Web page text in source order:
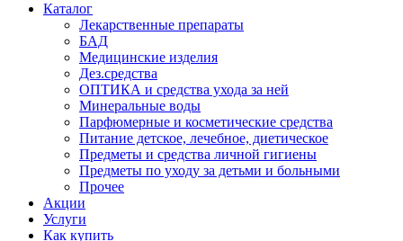
Каталог
Лекарственные препараты
БАД
Медицинские изделия
Дез.средства
ОПТИКА и средства ухода за ней
Минеральные воды
Парфюмерные и косметические средства
Питание детское, лечебное, диетическое
Предметы и средства личной гигиены
Предметы по уходу за детьми и больными
Прочее
Акции
Услуги
Как купить